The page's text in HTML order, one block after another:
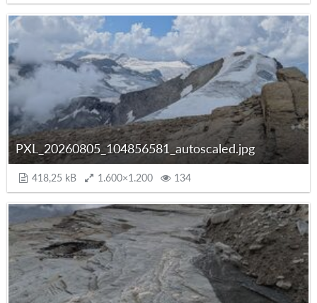
PXL_20260805_104856581_autoscaled.jpg
418,25 kB 1.600×1.200 134